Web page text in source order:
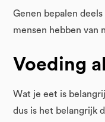
Genen bepalen
mensen hebben van
Voeding
Wat je eet is
dus is het belangrijk